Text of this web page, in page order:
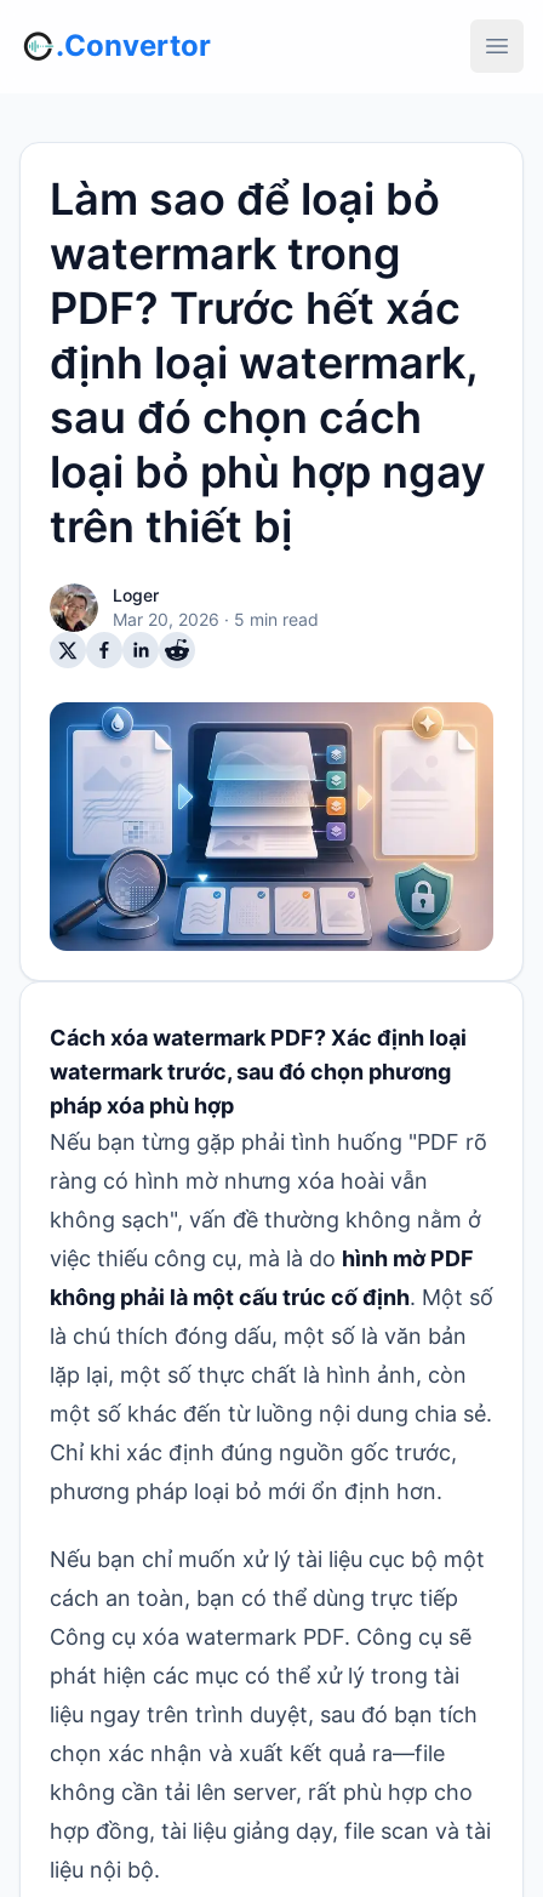
.Convertor
Làm sao để loại bỏ
watermark trong
PDF? Trước hết xác
định loại watermark,
sau đó chọn cách
loại bỏ phù hợp ngay
trên thiết bị
Loger
Mar 20, 2026 · 5 min read
Cách xóa watermark PDF? Xác định loại
watermark trước, sau đó chọn phương
pháp xóa phù hợp
Nếu bạn từng gặp phải tình huống "PDF rõ
ràng có hình mờ nhưng xóa hoài vẫn
không sạch", vấn đề thường không nằm ở
việc thiếu công cụ, mà là do hình mờ PDF
không phải là một cấu trúc cố định. Một số
là chú thích đóng dấu, một số là văn bản
lặp lại, một số thực chất là hình ảnh, còn
một số khác đến từ luồng nội dung chia sẻ.
Chỉ khi xác định đúng nguồn gốc trước,
phương pháp loại bỏ mới ổn định hơn.
Nếu bạn chỉ muốn xử lý tài liệu cục bộ một
cách an toàn, bạn có thể dùng trực tiếp
Công cụ xóa watermark PDF. Công cụ sẽ
phát hiện các mục có thể xử lý trong tài
liệu ngay trên trình duyệt, sau đó bạn tích
chọn xác nhận và xuất kết quả ra—file
không cần tải lên server, rất phù hợp cho
hợp đồng, tài liệu giảng dạy, file scan và tài
liệu nội bộ.